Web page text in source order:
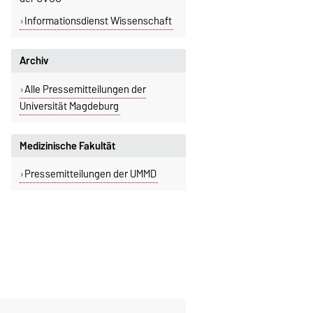
Informationsdienst Wissenschaft
Archiv
Alle Pressemitteilungen der
Universität Magdeburg
Medizinische Fakultät
Pressemitteilungen der UMMD